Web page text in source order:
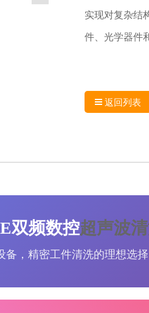
实现对复杂结
件、光学器件
返回列表
双频数控超声波
备，精密工件清洗的理想选择